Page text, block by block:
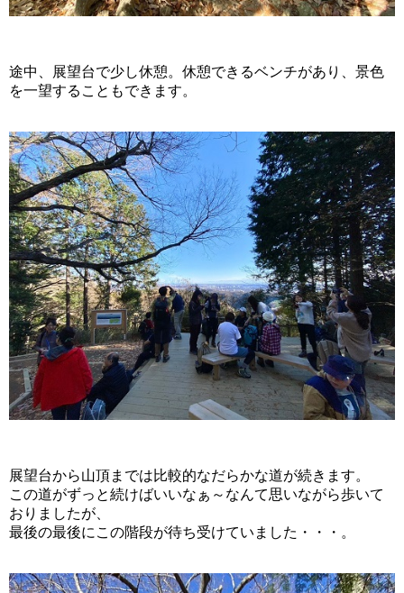
途中、展望台で少し休憩。休憩できるベンチがあり、景色
を一望することもできます。
展望台から山頂までは比較的なだらかな道が続きます。
この道がずっと続けばいいなぁ～なんて思いながら歩いて
おりましたが、
最後の最後にこの階段が待ち受けていました・・・。